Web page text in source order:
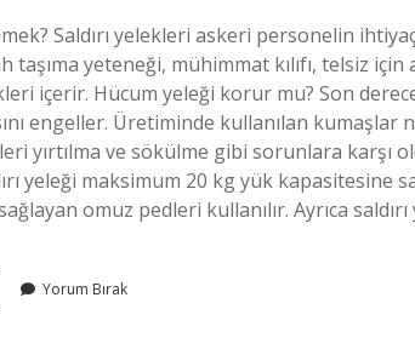
Saldırı yelekleri askeri personelin
taşıma yeteneği, mühimmat kılıfı, telsiz
içerir. Hücum yeleği korur mu? Son
engeller. Üretiminde kullanılan
yırtılma ve sökülme gibi sorunlara karşı
yeleği maksimum 20 kg yük kapasitesine
omuz pedleri kullanılır. Ayrıca
Yorum Bırak